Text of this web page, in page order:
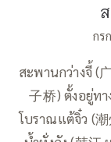
กร
สะพานกว่างจี้ (
子桥) ตั้งอยู่ท
โบราณแต้จิ๋ว (